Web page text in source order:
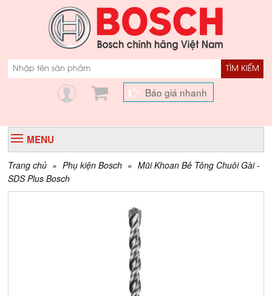
TÌM KIẾM
Báo giá nhanh
MENU
Trang chủ » Phụ kiện Bosch » Mũi Khoan Bê Tông Chuôi Gài -
SDS Plus Bosch